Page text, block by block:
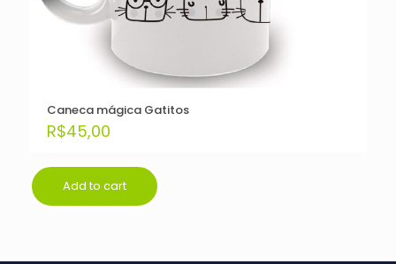
Caneca mágica Gatitos
R$45,00
Add to cart